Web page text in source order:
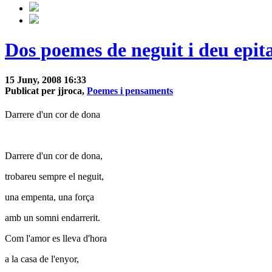
Dos poemes de neguit i deu
15 Juny, 2008 16:33
Publicat per jjroca, Poemes i pensaments
Darrere d'un cor de dona
Darrere d'un cor de dona,
trobareu sempre el neguit,
una empenta, una força
amb un somni endarrerit.
Com l'amor es lleva d'hora
a la casa de l'enyor,